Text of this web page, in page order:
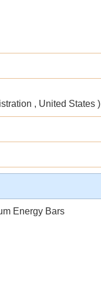
, United States )
Energy Bars